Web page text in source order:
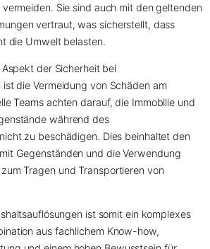
Sie sind auch mit den geltenden
vertraut, was sicherstellt, dass
die Umwelt belasten.
der Sicherheit bei
die Vermeidung von Schäden am
Teams achten darauf, die Immobilie und
während des
zu beschädigen. Dies beinhaltet den
Gegenständen und die Verwendung
Tragen und Transportieren von
ist somit ein komplexes
aus fachlichem Know-how,